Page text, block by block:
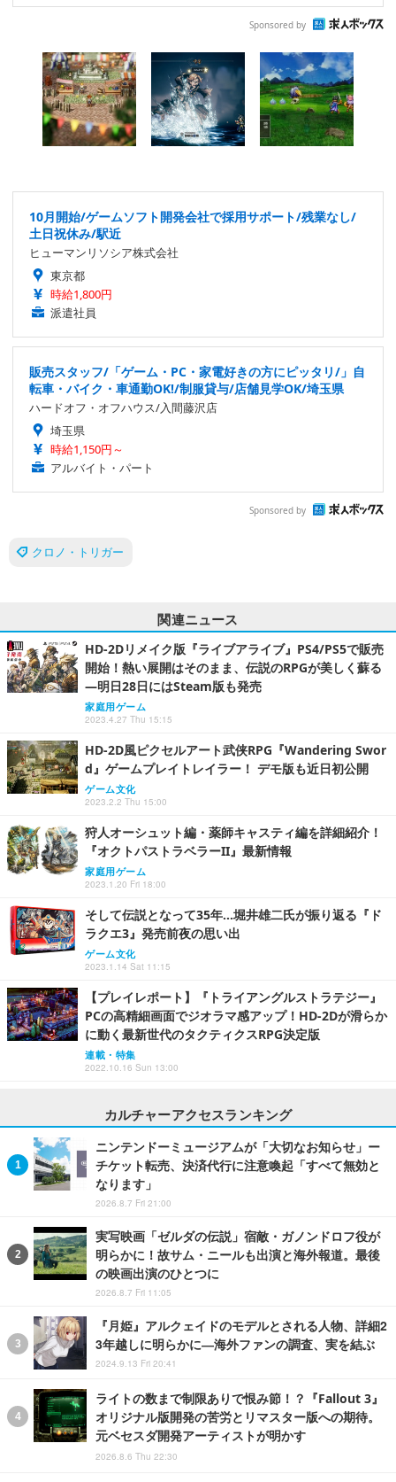
Sponsored by
10月開始/ゲームソフト開発会社で採用サポート/残業なし/
土日祝休み/駅近
ヒューマンリソシア株式会社
東京都
時給1,800円
派遣社員
販売スタッフ/「ゲーム・PC・家電好きの方にピッタリ/」自
転車・バイク・車通勤OK!/制服貸与/店舗見学OK/埼玉県
ハードオフ・オフハウス/入間藤沢店
埼玉県
時給1,150円～
アルバイト・パート
Sponsored by
クロノ・トリガー
関連ニュース
HD-2Dリメイク版『ライブアライブ』PS4/PS5で販売
開始！熱い展開はそのまま、伝説のRPGが美しく蘇る
―明日28日にはSteam版も発売
家庭用ゲーム
2023.4.27 Thu 15:15
HD-2D風ピクセルアート武侠RPG『Wandering Swor
d』ゲームプレイトレイラー！ デモ版も近日初公開
ゲーム文化
2023.2.2 Thu 15:00
狩人オーシュット編・薬師キャスティ編を詳細紹介！
『オクトパストラベラーII』最新情報
家庭用ゲーム
2023.1.20 Fri 18:00
そして伝説となって35年…堀井雄二氏が振り返る『ド
ラクエ3』発売前夜の思い出
ゲーム文化
2023.1.14 Sat 11:15
【プレイレポート】『トライアングルストラテジー』
PCの高精細画面でジオラマ感アップ！HD-2Dが滑らか
に動く最新世代のタクティクスRPG決定版
連載・特集
2022.10.16 Sun 13:00
カルチャーアクセスランキング
ニンテンドーミュージアムが「大切なお知らせ」ー
チケット転売、決済代行に注意喚起「すべて無効と
なります」
2026.8.7 Fri 21:00
実写映画「ゼルダの伝説」宿敵・ガノンドロフ役が
明らかに！故サム・ニールも出演と海外報道。最後
の映画出演のひとつに
2026.8.7 Fri 11:05
『月姫』アルクェイドのモデルとされる人物、詳細2
3年越しに明らかに―海外ファンの調査、実を結ぶ
2024.9.13 Fri 20:41
ライトの数まで制限ありで恨み節！？『Fallout 3』
オリジナル版開発の苦労とリマスター版への期待。
元ベセスダ開発アーティストが明かす
2026.8.6 Thu 22:30